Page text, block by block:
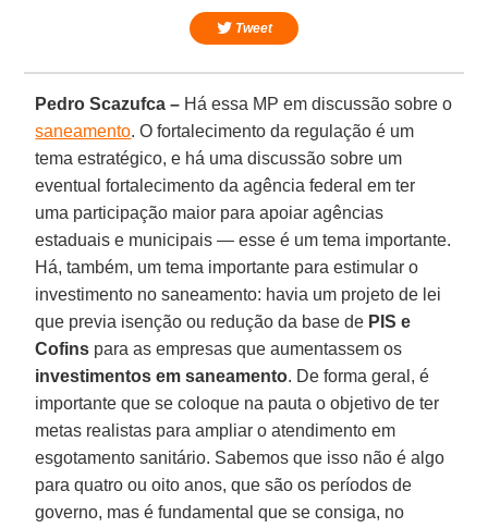
Tweet
Pedro Scazufca – Há essa MP em discussão sobre o
saneamento. O fortalecimento da regulação é um
tema estratégico, e há uma discussão sobre um
eventual fortalecimento da agência federal em ter
uma participação maior para apoiar agências
estaduais e municipais — esse é um tema importante.
Há, também, um tema importante para estimular o
investimento no saneamento: havia um projeto de lei
que previa isenção ou redução da base de PIS e
Cofins para as empresas que aumentassem os
investimentos em saneamento. De forma geral, é
importante que se coloque na pauta o objetivo de ter
metas realistas para ampliar o atendimento em
esgotamento sanitário. Sabemos que isso não é algo
para quatro ou oito anos, que são os períodos de
governo, mas é fundamental que se consiga, no